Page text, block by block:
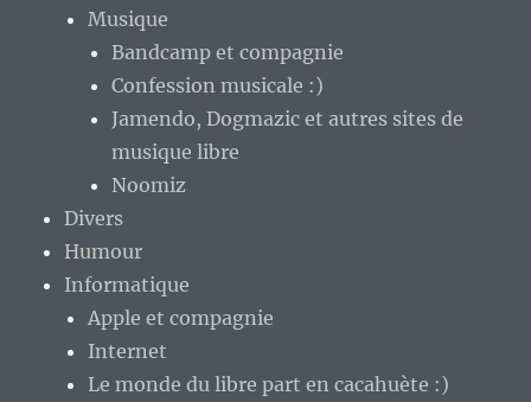
Musique
Bandcamp et compagnie
Confession musicale :)
Jamendo, Dogmazic et autres sites de
musique libre
Noomiz
Divers
Humour
Informatique
Apple et compagnie
Internet
Le monde du libre part en cacahuète :)